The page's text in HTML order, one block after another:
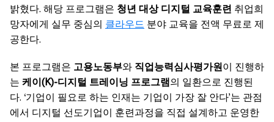
밝혔다. 해당 프로그램은 청년 대상 디지털 교육훈련 취업희
망자에게 실무 중심의 클라우드 분야 교육을 전액 무료로 제
공한다.
본 프로그램은 고용노동부와 직업능력심사평가원 이 진행하
는 케이(K)-디지털 트레이닝 프로그램의 일환으로 진행된
다. ‘기업이 필요로 하는 인재는 기업이 가장 잘 안다’는 관점
에서 디지털 선도기업이 훈련과정을 직접 설계하고 운영한